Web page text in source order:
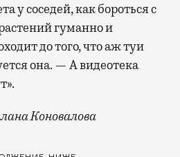
у соседей, как бороться с
гуманно и
до того, что аж туи
она. — А видеотека
Коновалова